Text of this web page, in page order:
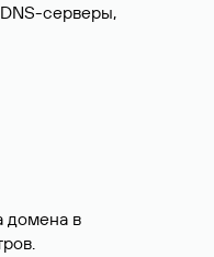
серверы,
домена в